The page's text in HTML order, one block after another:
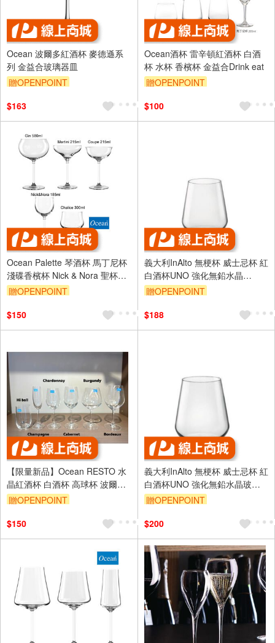
Ocean 波爾多紅酒杯 麥德遜系
列 金益合玻璃器皿
贈OPENPOINT
$163
Ocean酒杯 雷辛頓紅酒杯 白酒
杯 水杯 香檳杯 金益合Drink eat
贈OPENPOINT
$100
Ocean Palette 琴酒杯 馬丁尼杯
淺碟香檳杯 Nick & Nora 聖杯調
酒杯 金益合
贈OPENPOINT
$150
義大利InAlto 無梗杯 威士忌杯 紅
白酒杯UNO 強化無鉛水晶
340ml 金益合玻璃器皿
贈OPENPOINT
$188
【限量新品】Ocean RESTO 水
晶紅酒杯 白酒杯 高球杯 波爾多
杯 勃根地杯 香檳杯 共6款 1/入
贈OPENPOINT
$150
義大利InAlto 無梗杯 威士忌杯 紅
白酒杯UNO 強化無鉛水晶玻璃
450ml 金益合玻璃器皿
贈OPENPOINT
$200